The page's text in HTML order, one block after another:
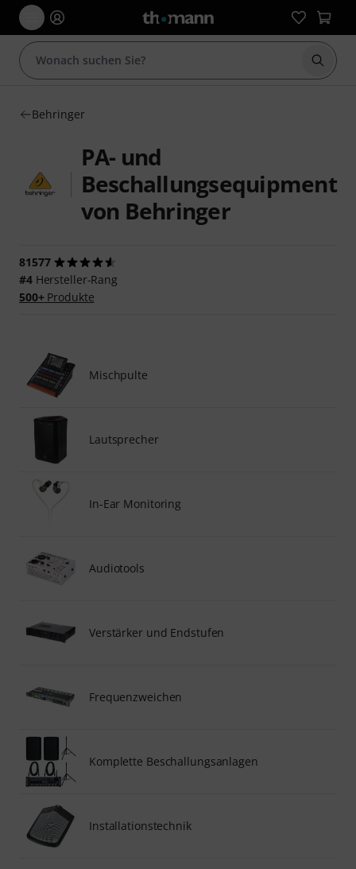
Suche
Behringer
PA- und
Beschallungsequipment
von Behringer
81577
#4Hersteller-Rang
500+Produkte
Mischpulte
Lautsprecher
In-Ear Monitoring
Audiotools
Verstärker und Endstufen
Frequenzweichen
Komplette Beschallungsanlagen
Installationstechnik